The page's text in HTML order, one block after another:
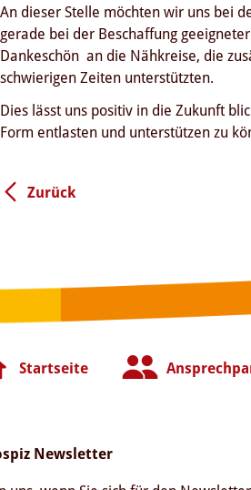
An dieser Stelle möchten wir uns bei
gerade bei der Beschaffung
Dankeschön an die Nähkreise, die
schwierigen Zeiten unterstützten.
Dies lässt uns positiv in die Zukunft
Form entlasten und unterstützen zu
Zurück
Startseite
Newsletter